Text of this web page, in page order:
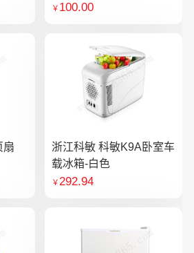
￥ 100.00
扇
浙江科敏 科敏K9A卧室车
载冰箱-白色
￥292.94